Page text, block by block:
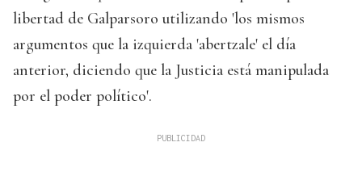
libertad de Galparsoro utilizando 'los mismos
argumentos que la izquierda 'abertzale' el día
anterior, diciendo que la Justicia está manipulada
por el poder político'.